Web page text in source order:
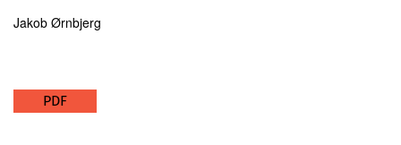
Jakob Ørnbjerg
PDF